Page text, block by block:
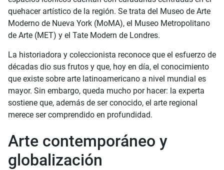
quehacer artístico de la región. Se trata del Museo de Arte
Moderno de Nueva York (MoMA), el Museo Metropolitano
de Arte (MET) y el Tate Modern de Londres.
La historiadora y coleccionista reconoce que el esfuerzo de
décadas dio sus frutos y que, hoy en día, el conocimiento
que existe sobre arte latinoamericano a nivel mundial es
mayor. Sin embargo, queda mucho por hacer: la experta
sostiene que, además de ser conocido, el arte regional
merece ser comprendido en profundidad.
Arte contemporáneo y
globalización